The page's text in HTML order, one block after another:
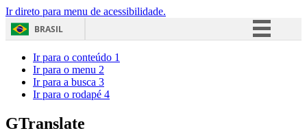
Ir direto para menu de acessibilidade.
BRASIL
Ir para o conteúdo 1
Ir para o menu 2
Ir para a busca 3
Ir para o rodapé 4
GTranslate